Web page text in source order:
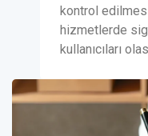
kontrol
hizmetlerde
kullanıcıları